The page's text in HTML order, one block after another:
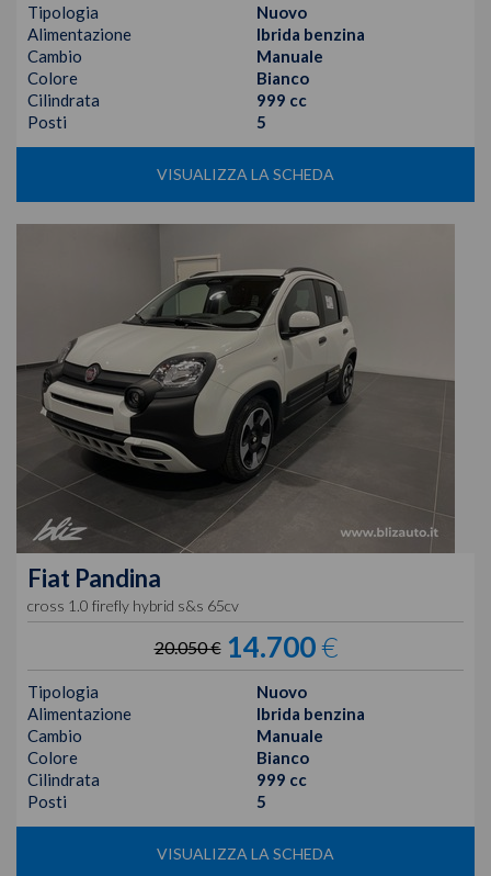
Tipologia
Nuovo
Alimentazione
Ibrida benzina
Cambio
Manuale
Colore
Bianco
Cilindrata
999 cc
Posti
5
VISUALIZZA LA SCHEDA
Fiat Pandina
cross 1.0 firefly hybrid s&s 65cv
20.050 € 14.700€
Tipologia
Nuovo
Alimentazione
Ibrida benzina
Cambio
Manuale
Colore
Bianco
Cilindrata
999 cc
Posti
5
VISUALIZZA LA SCHEDA